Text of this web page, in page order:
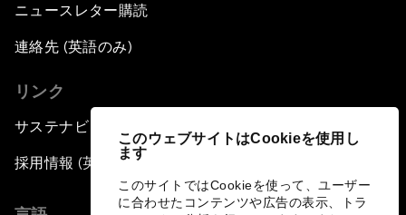
このウェブサイトはCookieを使用し
ます
このサイトではCookieを使って、ユーザー
に合わせたコンテンツや広告の表示、トラ
ニュースレター購読
連絡先 (英語のみ)
リンク
サステナビリティへの取り組み
採用情報 (英語のみ)